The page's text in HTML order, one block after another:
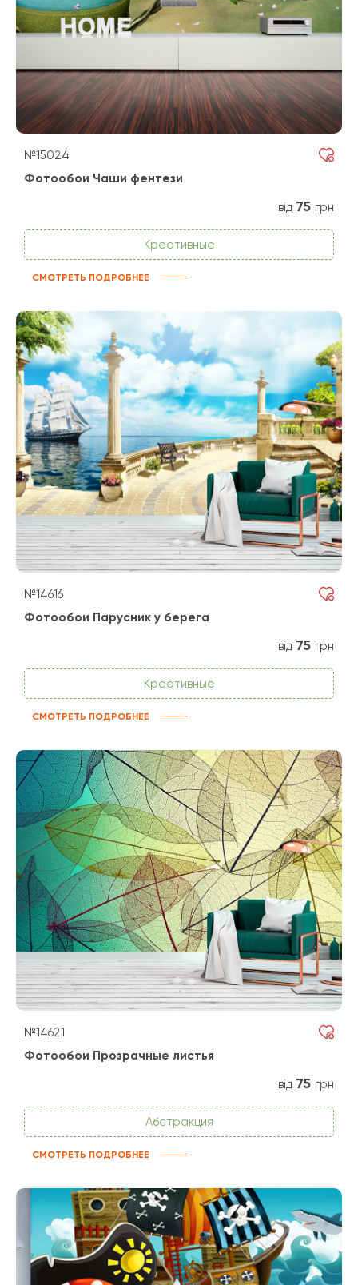
№15024
Фотообои Чаши фентези
від 75 грн
Креативные
СМОТРЕТЬ ПОДРОБНЕЕ
№14616
Фотообои Парусник у берега
від 75 грн
Креативные
СМОТРЕТЬ ПОДРОБНЕЕ
№14621
Фотообои Прозрачные листья
від 75 грн
Абстракция
СМОТРЕТЬ ПОДРОБНЕЕ